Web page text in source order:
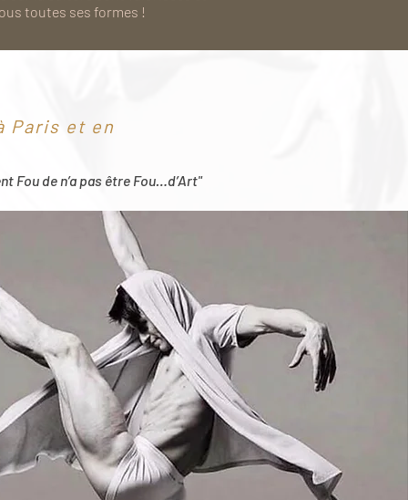
toutes ses formes !
Paris et en
Fou de n’a pas être Fou…d’Art"